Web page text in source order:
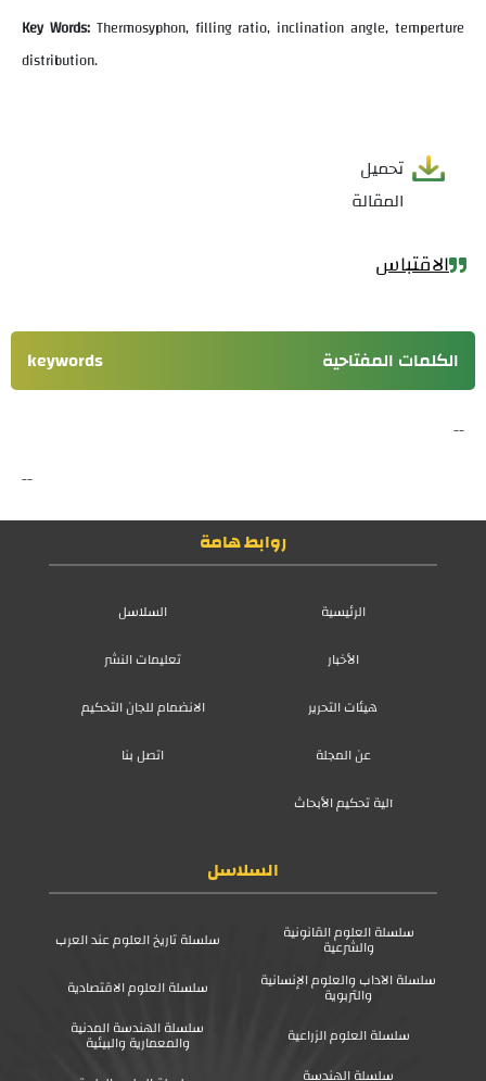
Key Words:Thermosyphon, filling ratio, inclination angle, temperture
distribution.
تحميل
المقالة
الاقتباس
الكلمات المفتاحية keywords
--
--
روابط هامة
الرئيسية
السلاسل
الأخبار
تعليمات النشر
هيئات التحرير
الانضمام للجان التحكيم
عن المجلة
اتصل بنا
آلية تحكيم الأبحاث
السلاسل
سلسلة العلوم القانونية
والشرعية
سلسلة تاريخ العلوم عند العرب
سلسلة الآداب والعلوم الإنسانية
والتربوية
سلسلة العلوم الاقتصادية
سلسلة العلوم الزراعية
سلسلة الهندسة المدنية
والمعمارية والبيئية
سلسلة الهندسة